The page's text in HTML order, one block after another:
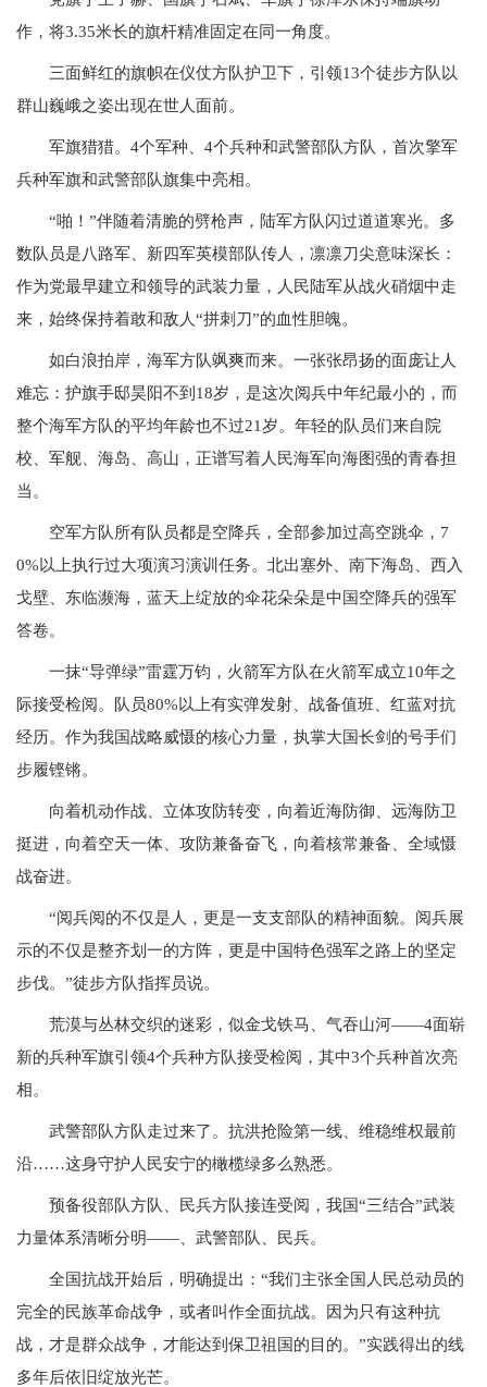
作，将3.35米长的旗杆精准固定在同一角度。
三面鲜红的旗帜在仪仗方队护卫下，引领13个徒步方队以
群山巍峨之姿出现在世人面前。
军旗猎猎。4个军种、4个兵种和武警部队方队，首次擎军
兵种军旗和武警部队旗集中亮相。
“啪！”伴随着清脆的劈枪声，陆军方队闪过道道寒光。多
数队员是八路军、新四军英模部队传人，凛凛刀尖意味深长：
作为党最早建立和领导的武装力量，人民陆军从战火硝烟中走
来，始终保持着敢和敌人“拼刺刀”的血性胆魄。
如白浪拍岸，海军方队飒爽而来。一张张昂扬的面庞让人
难忘：护旗手邸昊阳不到18岁，是这次阅兵中年纪最小的，而
整个海军方队的平均年龄也不过21岁。年轻的队员们来自院
校、军舰、海岛、高山，正谱写着人民海军向海图强的青春担
当。
空军方队所有队员都是空降兵，全部参加过高空跳伞，7
0%以上执行过大项演习演训任务。北出塞外、南下海岛、西入
戈壁、东临濒海，蓝天上绽放的伞花朵朵是中国空降兵的强军
答卷。
一抹“导弹绿”雷霆万钧，火箭军方队在火箭军成立10年之
际接受检阅。队员80%以上有实弹发射、战备值班、红蓝对抗
经历。作为我国战略威慑的核心力量，执掌大国长剑的号手们
步履铿锵。
向着机动作战、立体攻防转变，向着近海防御、远海防卫
挺进，向着空天一体、攻防兼备奋飞，向着核常兼备、全域慑
战奋进。
“阅兵阅的不仅是人，更是一支支部队的精神面貌。阅兵展
示的不仅是整齐划一的方阵，更是中国特色强军之路上的坚定
步伐。”徒步方队指挥员说。
荒漠与丛林交织的迷彩，似金戈铁马、气吞山河——4面崭
新的兵种军旗引领4个兵种方队接受检阅，其中3个兵种首次亮
相。
武警部队方队走过来了。抗洪抢险第一线、维稳维权最前
沿……这身守护人民安宁的橄榄绿多么熟悉。
预备役部队方队、民兵方队接连受阅，我国“三结合”武装
力量体系清晰分明——、武警部队、民兵。
全国抗战开始后，明确提出：“我们主张全国人民总动员的
完全的民族革命战争，或者叫作全面抗战。因为只有这种抗
战，才是群众战争，才能达到保卫祖国的目的。”实践得出的线
多年后依旧绽放光芒。